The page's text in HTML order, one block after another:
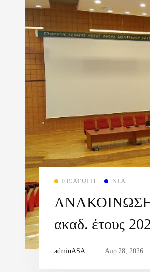
ΕΙΣΑΓΩΓΉ ΝΈΑ
ακαδ. έτους
adminASA Απρ 28, 2026